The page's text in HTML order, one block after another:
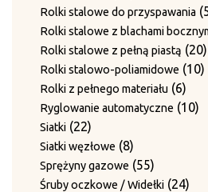
produktów
Rolki stalowe do przyspawania
Rolki stalowe z blachami
Rolki stalowe z pełną piastą 20
Rolki stalowo-poliamidowe 1010
Rolki z pełnego materiału 66
Ryglowanie automatyczne 1010
Siatki 2222
produkty
Siatki węzłowe 88
produktów
Sprężyny gazowe 5555
produktów
Śruby oczkowe / Widełki 2424